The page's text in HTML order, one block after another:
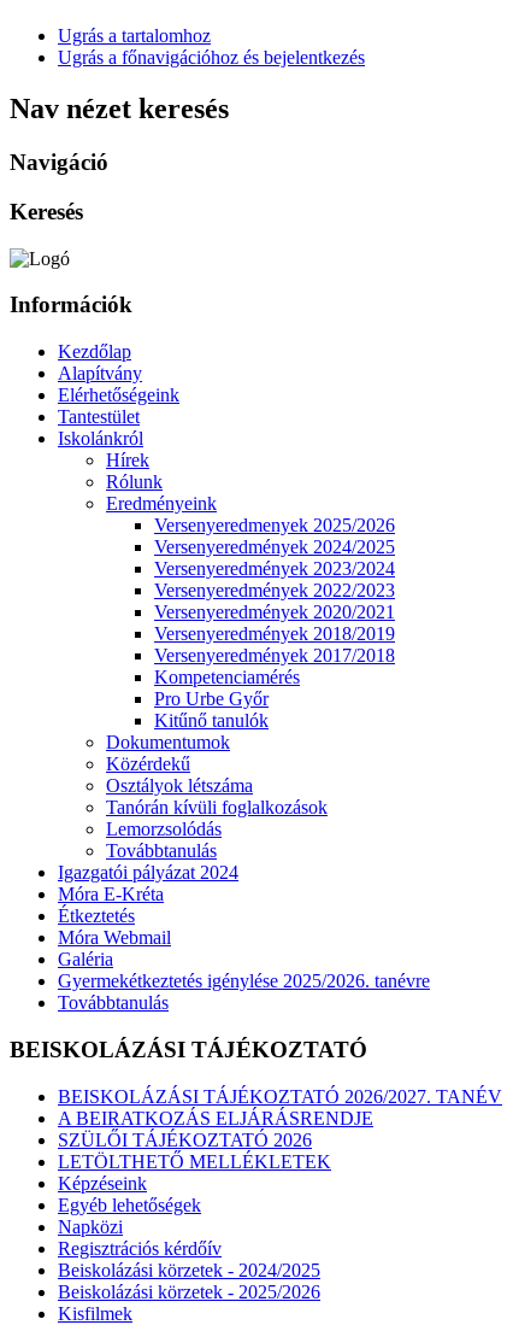
Ugrás a tartalomhoz
Ugrás a főnavigációhoz és bejelentkezés
Nav nézet keresés
Navigáció
Keresés
Információk
Kezdőlap
Alapítvány
Elérhetőségeink
Tantestület
Iskolánkról
Hírek
Rólunk
Eredményeink
Versenyeredmenyek 2025/2026
Versenyeredmények 2024/2025
Versenyeredmények 2023/2024
Versenyeredmények 2022/2023
Versenyeredmények 2020/2021
Versenyeredmények 2018/2019
Versenyeredmények 2017/2018
Kompetenciamérés
Pro Urbe Győr
Kitűnő tanulók
Dokumentumok
Közérdekű
Osztályok létszáma
Tanórán kívüli foglalkozások
Lemorzsolódás
Továbbtanulás
Igazgatói pályázat 2024
Móra E-Kréta
Étkeztetés
Móra Webmail
Galéria
Gyermekétkeztetés igénylése 2025/2026. tanévre
Továbbtanulás
BEISKOLÁZÁSI TÁJÉKOZTATÓ
BEISKOLÁZÁSI TÁJÉKOZTATÓ 2026/2027. TANÉV
A BEIRATKOZÁS ELJÁRÁSRENDJE
SZÜLŐI TÁJÉKOZTATÓ 2026
LETÖLTHETŐ MELLÉKLETEK
Képzéseink
Egyéb lehetőségek
Napközi
Regisztrációs kérdőív
Beiskolázási körzetek - 2024/2025
Beiskolázási körzetek - 2025/2026
Kisfilmek